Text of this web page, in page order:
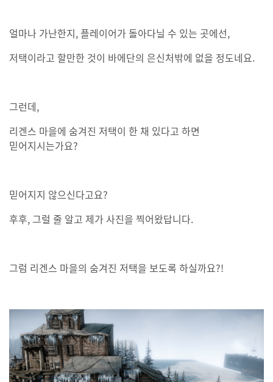
얼마나 가난한지, 플레이어가 돌아다닐 수 있는 곳에선,
저택이라고 할만한 것이 바에단의 은신처밖에 없을 정도네요.
그런데,
리겐스 마을에 숨겨진 저택이 한 채 있다고 하면
믿어지시는가요?
믿어지지 않으신다고요?
후후, 그럴 줄 알고 제가 사진을 찍어왔답니다.
그럼 리겐스 마을의 숨겨진 저택을 보도록 하실까요?!